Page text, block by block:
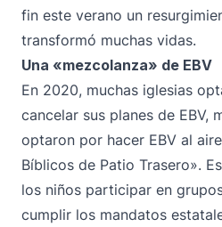
fin este verano un
transformó muchas vidas.
Una «mezcolanza» de EBV
En 2020, muchas iglesias
cancelar sus planes de EBV,
optaron por hacer EBV al
Bíblicos de Patio Trasero».
los niños participar en
cumplir los mandatos